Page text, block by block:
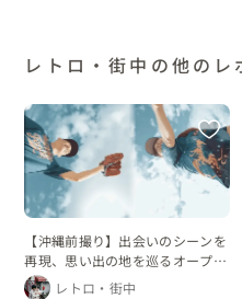
レトロ・街中の他のレ
【沖縄前撮り】出会いのシーンを
再現、思い出の地を巡るオープニ
ングムービー
レトロ・街中